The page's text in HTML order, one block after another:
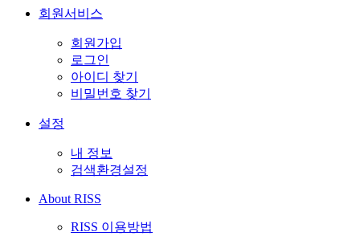
회원서비스
회원가입
로그인
아이디 찾기
비밀번호 찾기
설정
내 정보
검색환경설정
About RISS
RISS 이용방법